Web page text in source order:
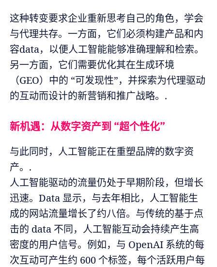
这种转变要求企业重新思考自己的角色，学会
与代理共存。一方面，它们必须构建产品和内
容data，以便人工智能能够准确理解和检索。
另一方面，它们需要优化其在生成环境
（GEO）中的 “可发现性”，并探索为代理驱动
的互动而设计的新营销和推广战略。.
新机遇：从数字资产到 “超个性化”
与此同时，人工智能正在重塑品牌的数字资
产。.
人工智能驱动的流量仍处于早期阶段，但增长
迅速。Data 显示，与去年相比，人工智能生
成的网站流量增长了约八倍。与传统的基于点
击的 data 不同，人工智能互动会持续产生高
密度的用户信号。例如，与 OpenAI 系统的每
次互动可产生约 600 个标签，每个活跃用户每